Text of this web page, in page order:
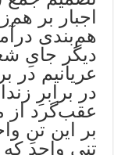
اجبار بر
هم‌بندی
دیگر جایِ
عریانیم در
در برابرِ
عقب‌گرد از
بر این تنِ
تنی واحد